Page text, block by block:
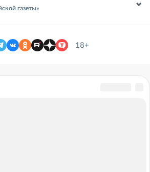
газеты»
18+